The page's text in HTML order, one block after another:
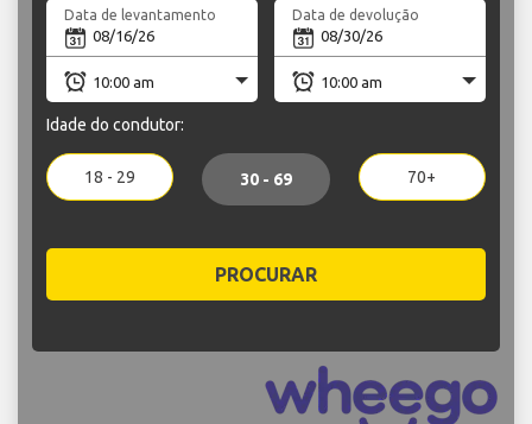
Data de levantamento Data de devolução
Idade do condutor:
18 - 29 30 - 69 70+
PROCURAR